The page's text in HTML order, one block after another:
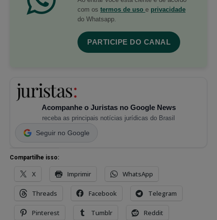
com os termos de uso e privacidade
do Whatsapp.
PARTICIPE DO CANAL
Acompanhe o Juristas no Google News
receba as principais notícias jurídicas do Brasil
Seguir no Google
Compartilhe isso:
X Imprimir WhatsApp
Threads Facebook Telegram
Pinterest Tumblr Reddit